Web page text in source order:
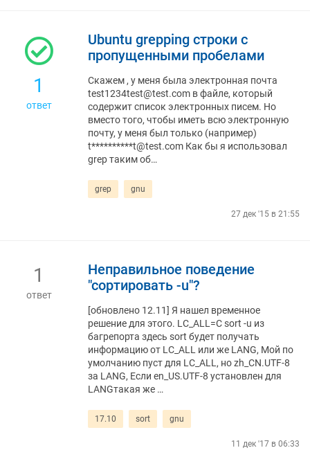
1
ответ
Ubuntu grepping строки с
пропущенными пробелами
Скажем , у меня была электронная почта
test1234test@test.com в файле, который
содержит список электронных писем. Но
вместо того, чтобы иметь всю электронную
почту, у меня был только (например)
t**********t@test.com Как бы я использовал
grep таким об…
grep gnu
27 дек '15 в 21:55
1
ответ
Неправильное поведение
"сортировать -u"?
[обновлено 12.11] Я нашел временное
решение для этого. LC_ALL=C sort -u из
багрепорта здесь sort будет получать
информацию от LC_ALL или же LANG, Мой по
умолчанию пуст для LC_ALL, но zh_CN.UTF-8
за LANG, Если en_US.UTF-8 установлен для
LANGтакая же …
17.10 sort gnu
11 дек '17 в 06:33